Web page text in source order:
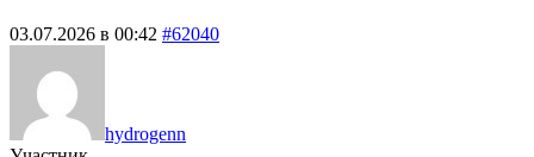
03.07.2026 в 00:42 #62040
hydrogenn